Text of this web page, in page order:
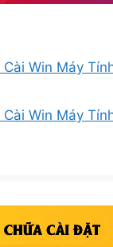
Win Máy
Win Máy